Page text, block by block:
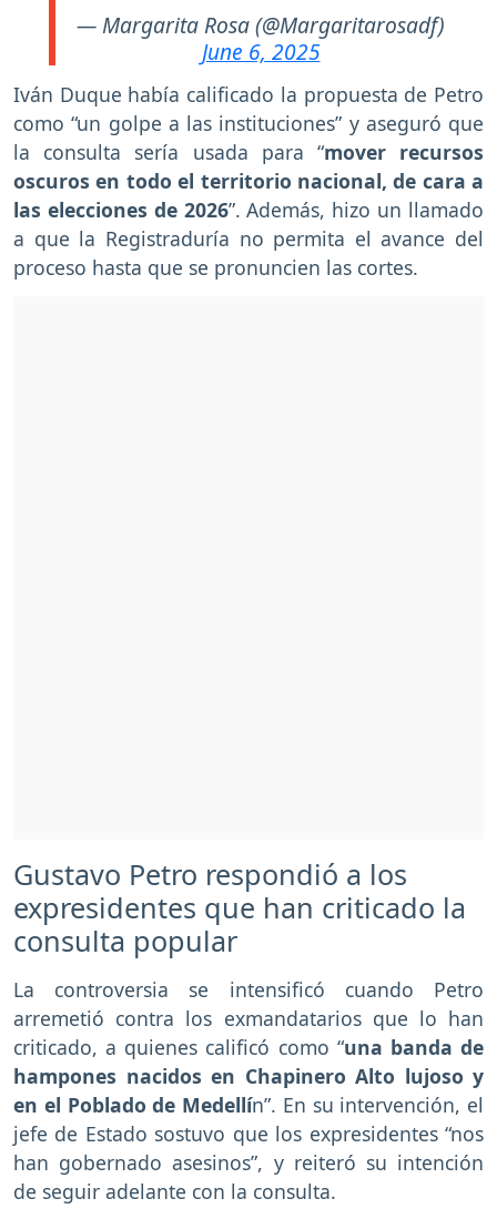
— Margarita Rosa (@Margaritarosadf)
June 6, 2025
Iván Duque había calificado la propuesta de Petro
como “un golpe a las instituciones” y aseguró que
la consulta sería usada para “mover recursos
oscuros en todo el territorio nacional, de cara a
las elecciones de 2026”. Además, hizo un llamado
a que la Registraduría no permita el avance del
proceso hasta que se pronuncien las cortes.
Gustavo Petro respondió a los
expresidentes que han criticado la
consulta popular
La controversia se intensificó cuando Petro
arremetió contra los exmandatarios que lo han
criticado, a quienes calificó como “una banda de
hampones nacidos en Chapinero Alto lujoso y
en el Poblado de Medellín”. En su intervención, el
jefe de Estado sostuvo que los expresidentes “nos
han gobernado asesinos”, y reiteró su intención
de seguir adelante con la consulta.